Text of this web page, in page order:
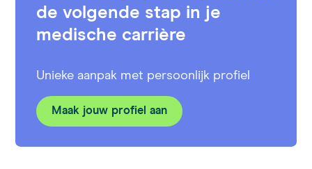
de volgende stap in je
medische carrière
Unieke aanpak met persoonlijk profiel
Maak jouw profiel aan